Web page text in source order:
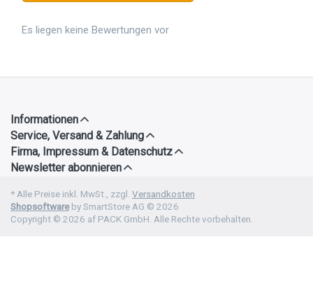
Es liegen keine Bewertungen vor
Informationen
Service, Versand & Zahlung
Firma, Impressum & Datenschutz
Newsletter abonnieren
* Alle Preise inkl. MwSt., zzgl. Versandkosten
Shopsoftwareby SmartStore AG © 2026
Copyright © 2026 af PACK GmbH. Alle Rechte vorbehalten.